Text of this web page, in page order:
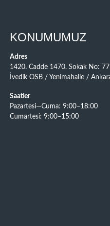
KONUMUMUZ
Adres
1420. Cadde 1470. Sokak No: 77
İvedik OSB / Yenimahalle /
Saatler
Pazartesi—Cuma: 9:00–18:00
Cumartesi: 9:00–15:00